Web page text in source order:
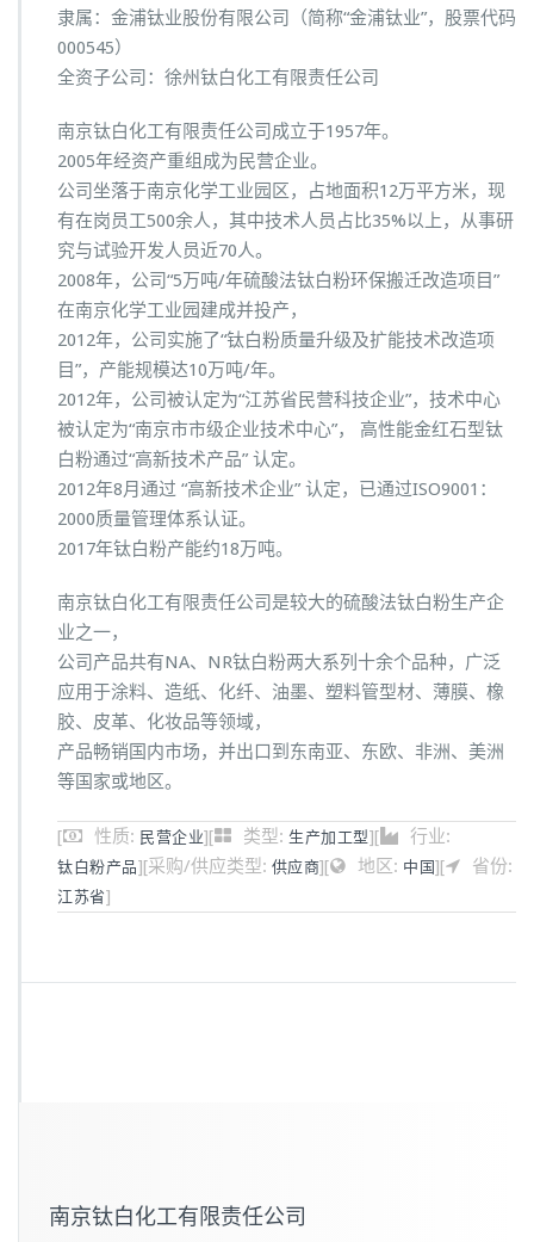
隶属：金浦钛业股份有限公司（简称“金浦钛业”，股票代码
000545）
全资子公司：徐州钛白化工有限责任公司
南京钛白化工有限责任公司成立于1957年。
2005年经资产重组成为民营企业。
公司坐落于南京化学工业园区，占地面积12万平方米，现
有在岗员工500余人，其中技术人员占比35%以上，从事研
究与试验开发人员近70人。
2008年，公司“5万吨/年硫酸法钛白粉环保搬迁改造项目”
在南京化学工业园建成并投产，
2012年，公司实施了“钛白粉质量升级及扩能技术改造项
目”，产能规模达10万吨/年。
2012年，公司被认定为“江苏省民营科技企业”，技术中心
被认定为“南京市市级企业技术中心”， 高性能金红石型钛
白粉通过“高新技术产品” 认定。
2012年8月通过 “高新技术企业” 认定，已通过ISO9001：
2000质量管理体系认证。
2017年钛白粉产能约18万吨。
南京钛白化工有限责任公司是较大的硫酸法钛白粉生产企
业之一，
公司产品共有NA、NR钛白粉两大系列十余个品种，广泛
应用于涂料、造纸、化纤、油墨、塑料管型材、薄膜、橡
胶、皮革、化妆品等领域，
产品畅销国内市场，并出口到东南亚、东欧、非洲、美洲
等国家或地区。
[ 性质: 民营企业][ 类型: 生产加工型][ 行业:
钛白粉产品][采购/供应类型: 供应商][ 地区: 中国][ 省份:
江苏省]
南京钛白化工有限责任公司